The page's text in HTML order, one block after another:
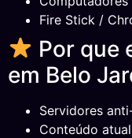
Fire Stick /
Por que
em Belo
Servidores
Conteúdo